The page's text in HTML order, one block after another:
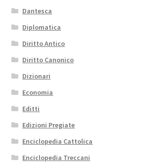
Dantesca
Diplomatica
Diritto Antico
Diritto Canonico
Dizionari
Economia
Editti
Edizioni Pregiate
Enciclopedia Cattolica
Enciclopedia Treccani